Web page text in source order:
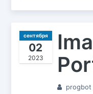
сентября
02
2023
progbot